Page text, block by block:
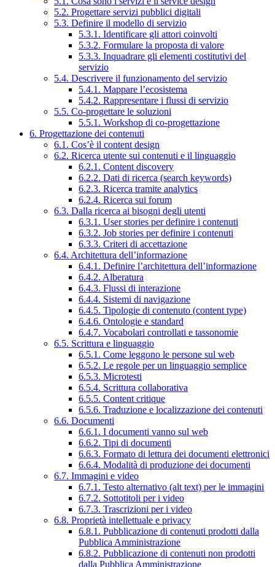
5.2. Progettare servizi pubblici digitali
5.3. Definire il modello di servizio
5.3.1. Identificare gli attori coinvolti
5.3.2. Formulare la proposta di valore
5.3.3. Inquadrare gli elementi costitutivi del
servizio
5.4. Descrivere il funzionamento del servizio
5.4.1. Mappare l’ecosistema
5.4.2. Rappresentare i flussi di servizio
5.5. Co-progettare le soluzioni
5.5.1. Workshop di co-progettazione
6. Progettazione dei contenuti
6.1. Cos’è il content design
6.2. Ricerca utente sui contenuti e il linguaggio
6.2.1. Content discovery
6.2.2. Dati di ricerca (search keywords)
6.2.3. Ricerca tramite analytics
6.2.4. Ricerca sui forum
6.3. Dalla ricerca ai bisogni degli utenti
6.3.1. User stories per definire i contenuti
6.3.2. Job stories per definire i contenuti
6.3.3. Criteri di accettazione
6.4. Architettura dell’informazione
6.4.1. Definire l’architettura dell’informazione
6.4.2. Alberatura
6.4.3. Flussi di interazione
6.4.4. Sistemi di navigazione
6.4.5. Tipologie di contenuto (content type)
6.4.6. Ontologie e standard
6.4.7. Vocabolari controllati e tassonomie
6.5. Scrittura e linguaggio
6.5.1. Come leggono le persone sul web
6.5.2. Le regole per un linguaggio semplice
6.5.3. Microtesti
6.5.4. Scrittura collaborativa
6.5.5. Content critique
6.5.6. Traduzione e localizzazione dei contenuti
6.6. Documenti
6.6.1. I documenti vanno sul web
6.6.2. Tipi di documenti
6.6.3. Formato di lettura dei documenti elettronici
6.6.4. Modalità di produzione dei documenti
6.7. Immagini e video
6.7.1. Testo alternativo (alt text) per le immagini
6.7.2. Sottotitoli per i video
6.7.3. Trascrizioni per i video
6.8. Proprietà intellettuale e privacy
6.8.1. Pubblicazione di contenuti prodotti dalla
Pubblica Amministrazione
6.8.2. Pubblicazione di contenuti non prodotti
dalla Pubblica Amministrazione